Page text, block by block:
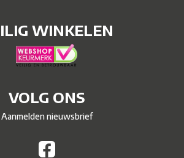
WINKELEN
VOLG ONS
Aanmelden nieuwsbrief